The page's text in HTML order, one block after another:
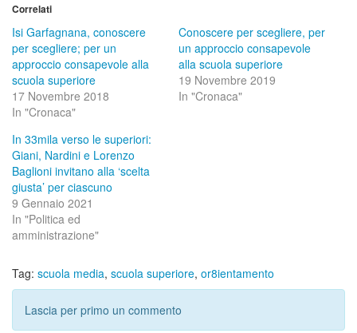
Correlati
Isi Garfagnana, conoscere
per scegliere; per un
approccio consapevole alla
scuola superiore
17 Novembre 2018
In "Cronaca"
Conoscere per scegliere, per
un approccio consapevole
alla scuola superiore
19 Novembre 2019
In "Cronaca"
In 33mila verso le superiori:
Giani, Nardini e Lorenzo
Baglioni invitano alla ‘scelta
giusta’ per ciascuno
9 Gennaio 2021
In "Politica ed
amministrazione"
Tag: scuola media, scuola superiore, or8ientamento
Lascia per primo un commento